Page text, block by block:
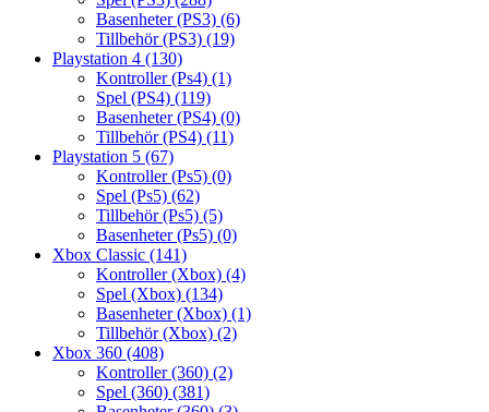
Basenheter (PS3) (6)
Tillbehör (PS3) (19)
Playstation 4 (130)
Kontroller (Ps4) (1)
Spel (PS4) (119)
Basenheter (PS4) (0)
Tillbehör (PS4) (11)
Playstation 5 (67)
Kontroller (Ps5) (0)
Spel (Ps5) (62)
Tillbehör (Ps5) (5)
Basenheter (Ps5) (0)
Xbox Classic (141)
Kontroller (Xbox) (4)
Spel (Xbox) (134)
Basenheter (Xbox) (1)
Tillbehör (Xbox) (2)
Xbox 360 (408)
Kontroller (360) (2)
Spel (360) (381)